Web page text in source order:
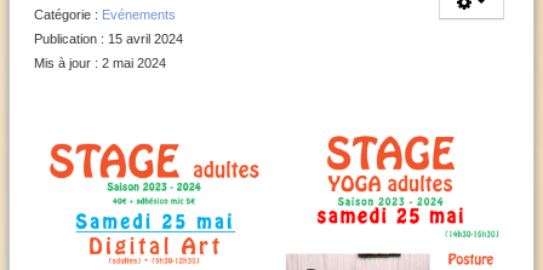
Catégorie : Evénements
Publication : 15 avril 2024
Mis à jour : 2 mai 2024